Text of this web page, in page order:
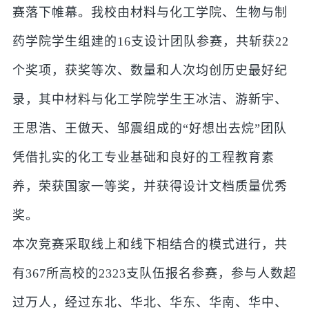
赛落下帷幕。我校由材料与化工学院、生物与制
药学院学生组建的16支设计团队参赛，共斩获22
个奖项，获奖等次、数量和人次均创历史最好纪
录，其中材料与化工学院学生王冰洁、游新宇、
王思浩、王傲天、邹震组成的“好想出去烷”团队
凭借扎实的化工专业基础和良好的工程教育素
养，荣获国家一等奖，并获得设计文档质量优秀
奖。
本次竞赛采取线上和线下相结合的模式进行，共
有367所高校的2323支队伍报名参赛，参与人数超
过万人，经过东北、华北、华东、华南、华中、